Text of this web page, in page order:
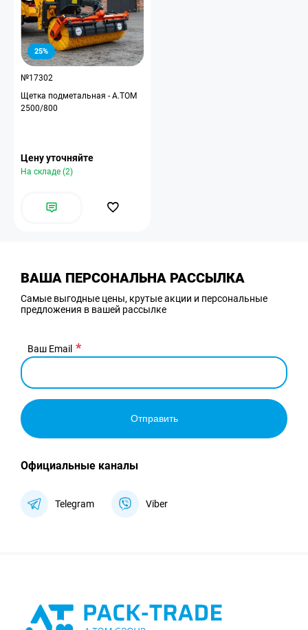
25%
№17302
Щетка подметальная - A.TOM
2500/800
Цену уточняйте
На складе (2)
ВАША ПЕРСОНАЛЬНА РАССЫЛКА
Самые выгодные цены, крутые акции и персональные
предложения в вашей рассылке
Ваш Email
Отправить
Официальные каналы
Telegram Viber